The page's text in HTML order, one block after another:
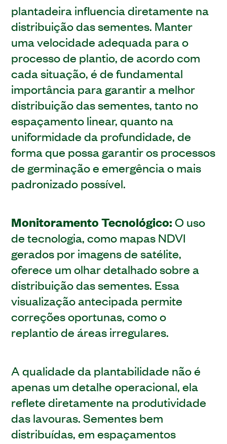
plantadeira influencia diretamente na
distribuição das sementes. Manter
uma velocidade adequada para o
processo de plantio, de acordo com
cada situação, é de fundamental
importância para garantir a melhor
distribuição das sementes, tanto no
espaçamento linear, quanto na
uniformidade da profundidade, de
forma que possa garantir os processos
de germinação e emergência o mais
padronizado possível.
Monitoramento Tecnológico:O uso
de tecnologia, como mapas NDVI
gerados por imagens de satélite,
oferece um olhar detalhado sobre a
distribuição das sementes. Essa
visualização antecipada permite
correções oportunas, como o
replantio de áreas irregulares.
A qualidade da plantabilidade não é
apenas um detalhe operacional, ela
reflete diretamente na produtividade
das lavouras. Sementes bem
distribuídas, em espaçamentos